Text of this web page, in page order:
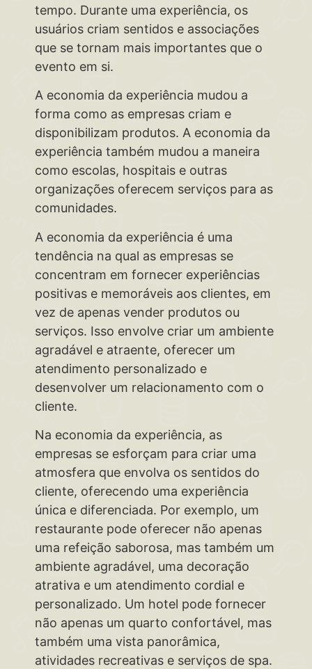
tempo. Durante uma experiência, os
usuários criam sentidos e associações
que se tornam mais importantes que o
evento em si.
A economia da experiência mudou a
forma como as empresas criam e
disponibilizam produtos. A economia da
experiência também mudou a maneira
como escolas, hospitais e outras
organizações oferecem serviços para as
comunidades.
A economia da experiência é uma
tendência na qual as empresas se
concentram em fornecer experiências
positivas e memoráveis aos clientes, em
vez de apenas vender produtos ou
serviços. Isso envolve criar um ambiente
agradável e atraente, oferecer um
atendimento personalizado e
desenvolver um relacionamento com o
cliente.
Na economia da experiência, as
empresas se esforçam para criar uma
atmosfera que envolva os sentidos do
cliente, oferecendo uma experiência
única e diferenciada. Por exemplo, um
restaurante pode oferecer não apenas
uma refeição saborosa, mas também um
ambiente agradável, uma decoração
atrativa e um atendimento cordial e
personalizado. Um hotel pode fornecer
não apenas um quarto confortável, mas
também uma vista panorâmica,
atividades recreativas e serviços de spa.